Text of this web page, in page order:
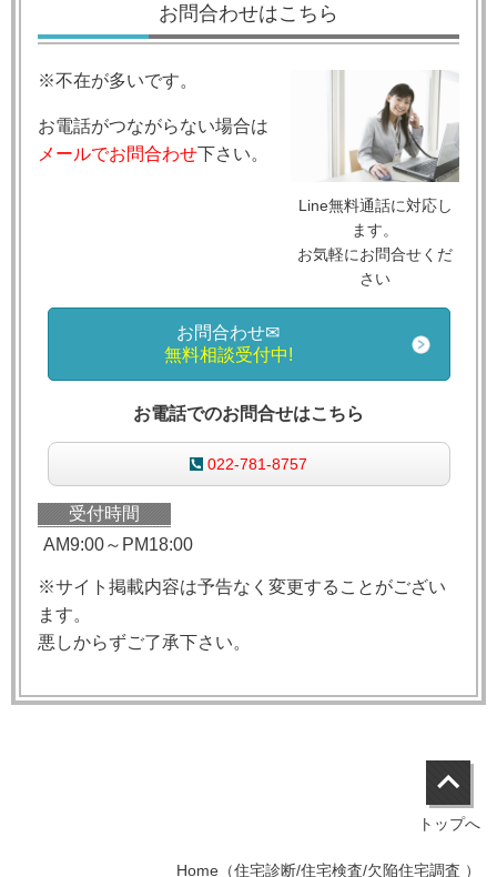
お問合わせはこちら
Line無料通話に対応し
ます。
お気軽にお問合せくだ
さい
※不在が多いです。
お電話がつながらない場合は
メールでお問合わせ下さい。
お問合わせ✉
無料相談受付中!
お電話でのお問合せはこちら
022-781-8757
受付時間
AM9:00～PM18:00
※サイト掲載内容は予告なく変更することがござい
ます。
悪しからずご了承下さい。
トップへ
Home（住宅診断/住宅検査/欠陥住宅調査 ）